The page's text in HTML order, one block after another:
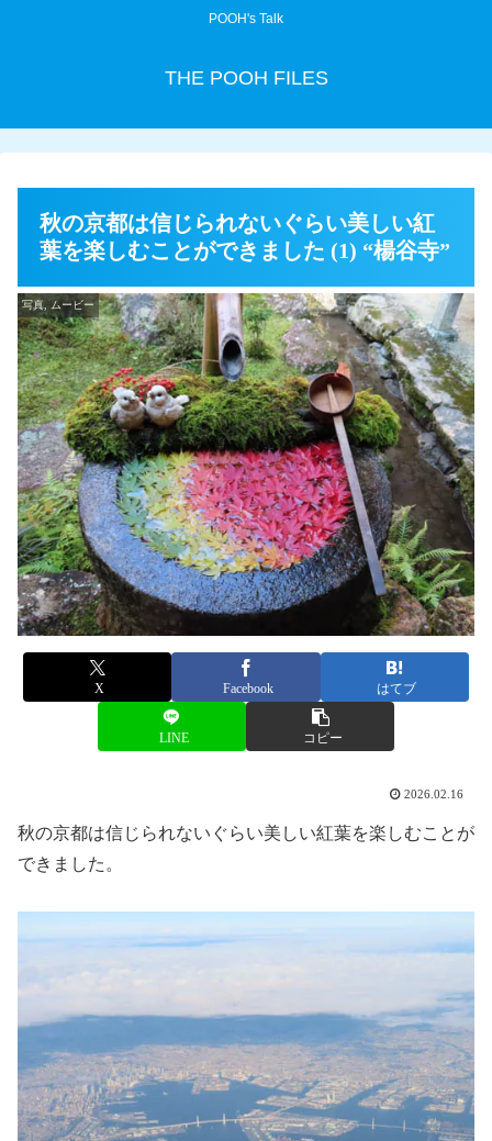
POOH's Talk
THE POOH FILES
秋の京都は信じられないぐらい美しい紅
葉を楽しむことができました (1) “楊谷寺⁩”
写真, ムービー
X Facebook はてブ
LINE コピー
2026.02.16
秋の京都は信じられないぐらい美しい紅葉を楽しむことが
できました。